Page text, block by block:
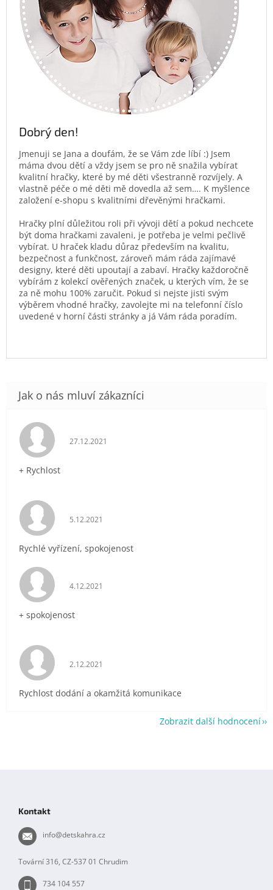
Dobrý den!
Jmenuji se Jana a doufám, že se Vám zde líbí :) Jsem
máma dvou dětí a vždy jsem se pro ně snažila vybírat
kvalitní hračky, které by mé děti všestranně rozvíjely. A
vlastně péče o mé děti mě dovedla až sem…. K myšlence
založení e-shopu s kvalitními dřevěnými hračkami.
Hračky plní důležitou roli při vývoji dětí a pokud nechcete
být doma hračkami zavaleni, je potřeba je velmi pečlivě
vybírat. U hraček kladu důraz především na kvalitu,
bezpečnost a funkčnost, zároveň mám ráda zajímavé
designy, které děti upoutají a zabaví. Hračky každoročně
vybírám z kolekcí ověřených značek, u kterých vím, že se
za ně mohu 100% zaručit. Pokud si nejste jisti svým
výběrem vhodné hračky, zavolejte mi na telefonní číslo
uvedené v horní části stránky a já Vám ráda poradím.
Hodnocení obchodu je 5 z 5 hvězdiček.
27.12.2021
+ Rychlost
Hodnocení obchodu je 5 z 5 hvězdiček.
5.12.2021
Rychlé vyřízení, spokojenost
Hodnocení obchodu je 5 z 5 hvězdiček.
4.12.2021
+ spokojenost
Hodnocení obchodu je 5 z 5 hvězdiček.
2.12.2021
Rychlost dodání a okamžitá komunikace
Zobrazit další hodnocení
Kontakt
info@detskahra.cz
Tovární 316, CZ-537 01 Chrudim
734 104 557